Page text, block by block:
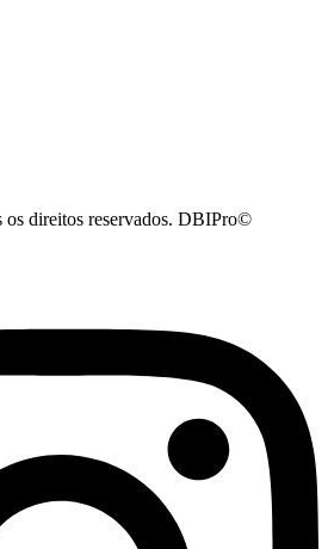
direitos reservados. DBIPro©